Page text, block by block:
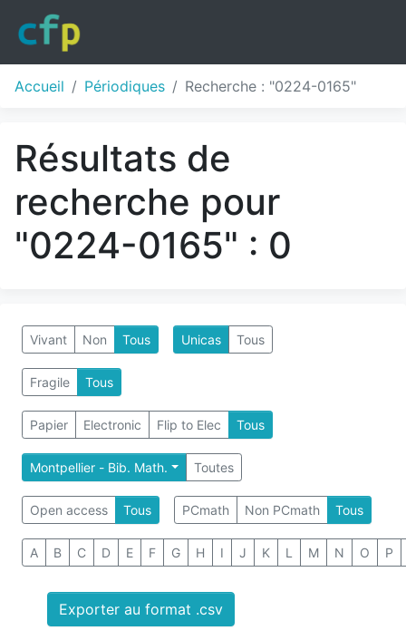
Accueil Périodiques Recherche : "0224-0165"
Résultats de
recherche pour
"0224-0165" : 0
Vivant Non Tous Unicas Tous
Fragile Tous
Papier Electronic Flip to Elec Tous
Montpellier - Bib. Math. Toutes
Open access Tous PCmath Non PCmath Tous
A B C D E F G H I J K L M N O P
Exporter au format .csv